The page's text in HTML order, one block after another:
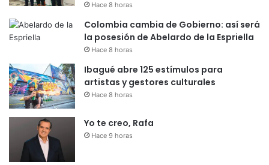
Hace 8 horas
Colombia cambia de Gobierno: así será
la posesión de Abelardo de la Espriella
Hace 8 horas
Ibagué abre 125 estímulos para
artistas y gestores culturales
Hace 8 horas
Yo te creo, Rafa
Hace 9 horas